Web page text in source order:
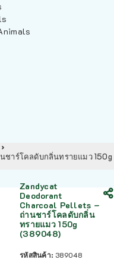
นชาร์โคลดับกลิ่นทรายแมว 150g
Zandycat
Deodorant
Charcoal Pellets –
ถ่านชาร์โคลดับกลิ่น
ทรายแมว 150g
(389048)
รหัสสินค้า: 389048